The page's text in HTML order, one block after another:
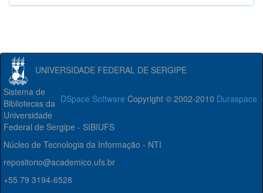
UNIVERSIDADE FEDERAL DE SERGIPE
DSpace Software Copyright © 2002-2010 Duraspace
Sistema de
Bibliotecas da
Universidade
Federal de Sergipe - SIBIUFS
Núcleo de Tecnologia da Informação - NTI
repositorio@academico.ufs.br
+55 79 3194-6528